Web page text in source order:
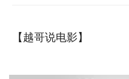
【越哥说电影】